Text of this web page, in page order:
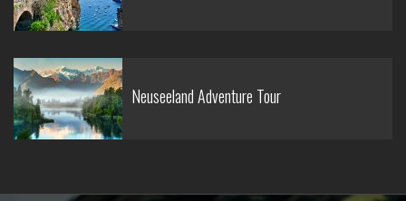
Neuseeland Adventure Tour